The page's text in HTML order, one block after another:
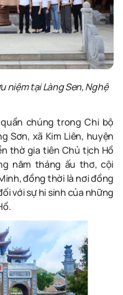
niệm tại Làng Sen, Nghệ
chúng trong Chi bộ
Sơn, xã Kim Liên, huyện
thờ gia tiên Chủ tịch Hồ
năm tháng ấu thơ, cội
đồng thời là nơi đồng
với sự hi sinh của những